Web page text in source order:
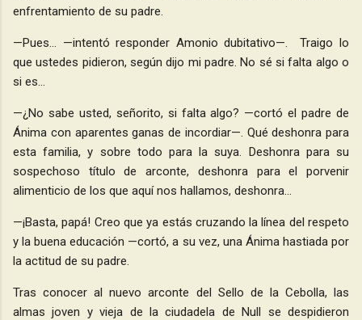
enfrentamiento de su padre.
—Pues… —intentó responder Amonio dubitativo—. Traigo lo
que ustedes pidieron, según dijo mi padre. No sé si falta algo o
si es…
—¿No sabe usted, señorito, si falta algo? —cortó el padre de
Ánima con aparentes ganas de incordiar—. Qué deshonra para
esta familia, y sobre todo para la suya. Deshonra para su
sospechoso título de arconte, deshonra para el porvenir
alimenticio de los que aquí nos hallamos, deshonra…
—¡Basta, papá! Creo que ya estás cruzando la línea del respeto
y la buena educación —cortó, a su vez, una Ánima hastiada por
la actitud de su padre.
Tras conocer al nuevo arconte del Sello de la Cebolla, las
almas joven y vieja de la ciudadela de Null se despidieron